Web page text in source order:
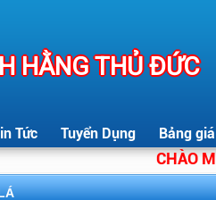
HẰNG THỦ ĐỨC
Tức Tuyển Dụng Bảng giá
CHÀO